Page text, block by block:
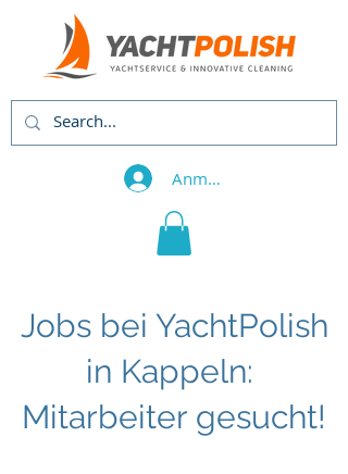
Anmelden
Jobs bei YachtPolish
in Kappeln:
Mitarbeiter gesucht!